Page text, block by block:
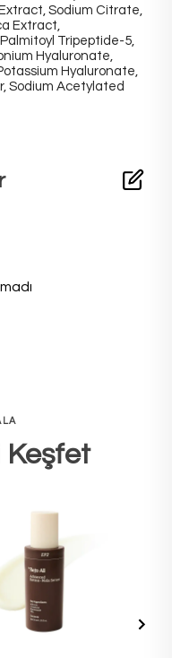
Sodium Citrate,
Extract,
Tripeptide-5,
Hyaluronate,
Hyaluronate,
Sodium Acetylated
Keşfet